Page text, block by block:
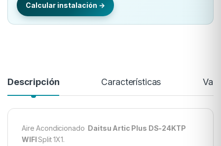
Calcular instalación →
Descripción Características
Aire Acondicionado Daitsu Artic Plus DS-24KTP
WIFISplit 1X1.